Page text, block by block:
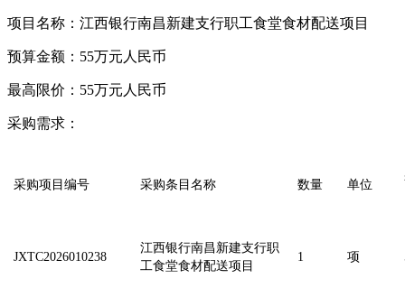
项目名称：江西银行南昌新建支行职工食堂食材配送项目
预算金额：55万元人民币
最高限价：55万元人民币
采购需求：
采购项目编号 采购条目名称 数量 单位
JXTC2026010238
江西银行南昌新建支行职
工食堂食材配送项目
1 项